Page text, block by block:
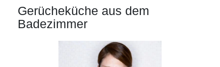
Gerücheküche aus dem
Badezimmer